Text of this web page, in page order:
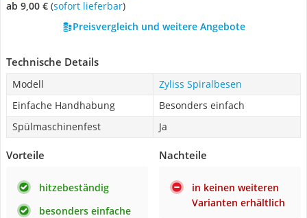
ab 9,00 € ( Sofort lieferbar)
Preisvergleich und weitere Angebote
Technische Details
Modell
Zyliss Spiralbesen
Einfache Handhabung
Besonders einfach
Spülmaschinenfest
Ja
Vorteile
hitzebeständig
besonders einfache
Nachteile
in keinen weiteren
Varianten erhältlich